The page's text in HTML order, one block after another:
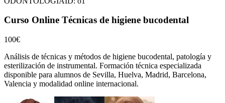
Curso Online Técnicas de higiene bucodental
100€
Análisis de técnicas y métodos de higiene bucodental, patología y
esterilización de instrumental. Formación técnica especializada
disponible para alumnos de Sevilla, Huelva, Madrid, Barcelona,
Valencia y modalidad online internacional.